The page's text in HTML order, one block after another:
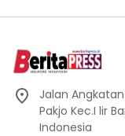
Jalan Angkatan
Pakjo Kec.I lir
Indonesia